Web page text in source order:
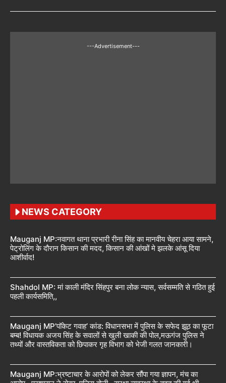
---Advertisement---
NEWS CATEGORY
Mauganj MP:नवागत थाना प्रभारी रीना सिंह का मानवीय चेहरा आया सामने,
पेट्रोलिंग के दौरान किसान की मदद, किसान की आंखों मे झलके आंसू दिया
आशीर्वाद!
Shahdol MP: मां काली मंदिर सिंहपुर बना लोक न्यास, सर्वसम्मति से गठित हुई
पहली कार्यसमिति,,
Mauganj MP’पॉकेट गवाह’ कांड: विधानसभा में पुलिस के सफेद झूठ का फूटा
बम्ब! विधायक अजय सिंह के सवालों से खुली खाकी की पोल,मऊगंज पुलिस ने
तथ्यों और वास्तविकता को छिपाकर गृह विभाग को भेजी गलत जानकारी।
Mauganj MP:भ्रष्टाचार के आरोपों को लेकर सौंपा गया ज्ञापन, मंच का